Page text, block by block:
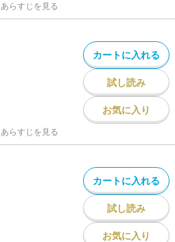
あらすじを見る
カートに入れる
試し読み
お気に入り
あらすじを見る
カートに入れる
試し読み
お気に入り